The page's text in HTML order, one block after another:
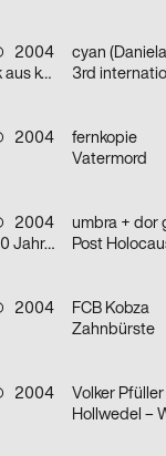
2004
urban+aboriginal XVI: neue und alte musik aus korea
cyan
3rd
2004
fernkopie
Vatermord
2004
Glaube 2: und der Zukunft zugewandt – 20 Jahre / 30 Jahre
umbra + dor
Post
2004
FCB Kobza
Zahnbürste
2004
Volker Pfüller
Hollwedel –